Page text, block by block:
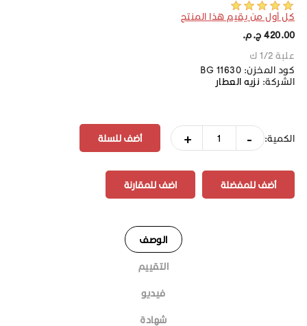
كل أول من يقيم هذا المنتج
420.00 ج.م.‏
علبة 1/2 ك
كود المخزن: BG 11630
الشركة: نزيه العطار
الكمية: -
+
أضف للمفضلة اضف للمقارنة
الوصف
التقييم
فيديو
شهادة